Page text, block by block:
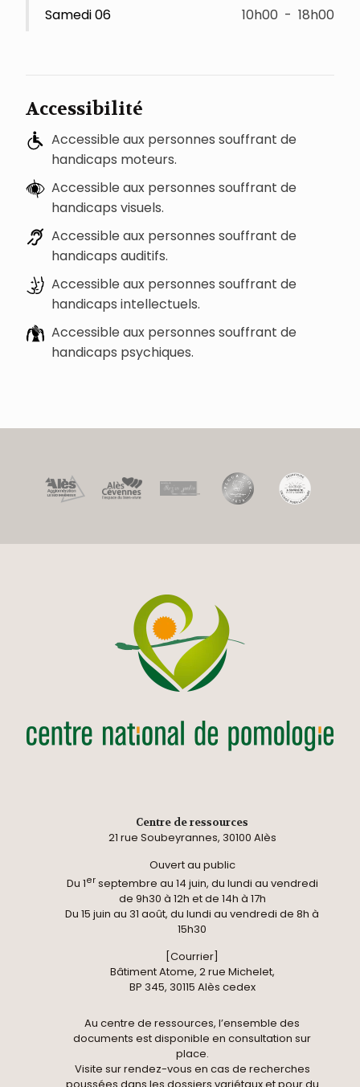
Samedi 06 10h00 - 18h00
Accessibilité
Accessible aux personnes souffrant de
handicaps intellectuels.
Accessible aux personnes souffrant de
handicaps auditifs.
Accessible aux personnes souffrant de
handicaps visuels.
Accessible aux personnes souffrant de
handicaps psychiques.
Accessible aux personnes souffrant de
handicaps moteurs.
Centre de ressources
21 rue Soubeyrannes, 30100 Alès
Ouvert au public
Du 1erseptembre au 14 juin, du lundi au vendredi
de 9h30 à 12h et de 14h à 17h
Du 15 juin au 31 août, du lundi au vendredi de 8h à
15h30
[Courrier]
Bâtiment Atome, 2 rue Michelet,
BP 345, 30115 Alès cedex
Au centre de ressources, l’ensemble des
documents est disponible en consultation sur
place.
Visite sur rendez-vous en cas de recherches